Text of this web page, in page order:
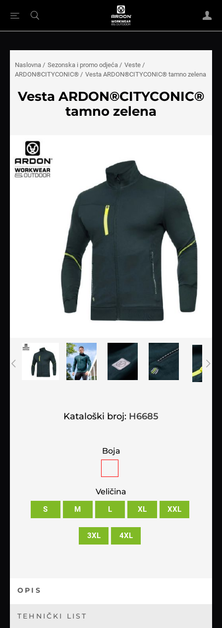
Naslovna / Sezonska i promo odjeća / Veste /
ARDON®CITYCONIC® / Vesta ARDON®CITYCONIC® tamno zelena
Vesta ARDON®CITYCONIC®
tamno zelena
Kataloški broj: H6685
Boja
Veličina
S M L XL XXL
3XL 4XL
OPIS
TEHNIČKI LIST